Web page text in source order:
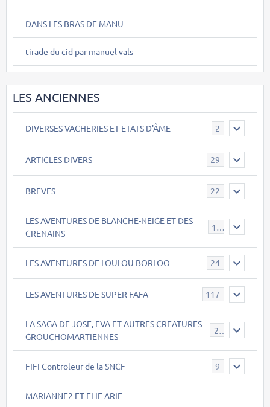
DANS LES BRAS DE MANU
tirade du cid par manuel vals
LES ANCIENNES
DIVERSES VACHERIES ET ETATS D'ÂME 2
ARTICLES DIVERS 29
BREVES 22
LES AVENTURES DE BLANCHE-NEIGE ET DES
CRENAINS
17
LES AVENTURES DE LOULOU BORLOO 24
LES AVENTURES DE SUPER FAFA 117
LA SAGA DE JOSE, EVA ET AUTRES CREATURES
GROUCHOMARTIENNES
26
FIFI Controleur de la SNCF 9
MARIANNE2 ET ELIE ARIE